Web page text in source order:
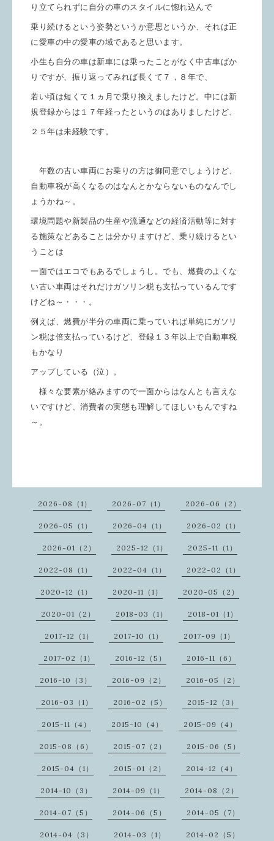
り立てられずに自分の車のスタイルに惚れ込んで
乗り続けるという姿勢というか意思というか、それは正
に愛車の中の愛車の域であると思います。
小生も自分の車は新車には乗ったことがなく中古車ばか
りですが、振り返ってみれば長くて７，８年で、
若い頃は短くて １ヵ月で乗り換えましたけど。中には新
規登録からは１７年経ったというのはありましたけど、
２５年は未経験です。
年数の古い車両にお乗りの方は御同意でしょうけど、
自動車税が高くなるのはなんとかならないものなんでし
ょうかね～。
環境問題や新製品の生産や流通などの経済活動等に対す
る施策などあることは分かりますけど、 乗り続けるとい
うことは
一面ではエコでもあるでしょうし。 でも、燃費のよくな
い古い車両はそれだけガソリン税も支払っているんです
けどね～・・・。
例えば、燃費が半分の車両に乗っていれば単純にガソリ
ン税は倍支払っているけど、登録１３年以上で自動車税
もかなり
アップしている（泣）。
様々な要素が絡みますので一面からはなんとも言えな
いですけど、消費者の実態も理解してほしいもんですね
～。
2026-08（1） 2026-07（1） 2026-06（2）
2026-05（1） 2026-04（1） 2026-02（1）
2026-01（2） 2025-12（1） 2025-11（1）
2022-08（1） 2022-04（1） 2022-02（1）
2020-12（1） 2020-11（1） 2020-05（2）
2020-01（2） 2018-03（1） 2018-01（1）
2017-12（1） 2017-10（1） 2017-09（1）
2017-02（1） 2016-12（5） 2016-11（6）
2016-10（3） 2016-09（2） 2016-05（2）
2016-03（1） 2016-02（5） 2015-12（3）
2015-11（4） 2015-10（4） 2015-09（4）
2015-08（6） 2015-07（2） 2015-06（5）
2015-04（1） 2015-01（2） 2014-12（4）
2014-10（3） 2014-09（1） 2014-08（2）
2014-07（5） 2014-06（5） 2014-05（7）
2014-04（3） 2014-03（1） 2014-02（5）